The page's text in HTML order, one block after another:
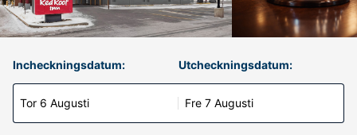
Incheckningsdatum:
Tor 6 Augusti
Utcheckningsdatum:
Fre 7 Augusti